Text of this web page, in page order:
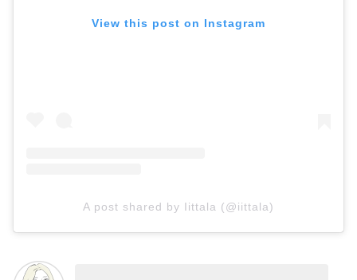
View this post on Instagram
A post shared by Iittala (@iittala)